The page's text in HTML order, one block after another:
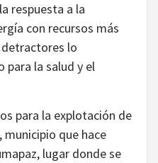
respuesta a la
con recursos más
detractores lo
para la salud y el
para la explotación de
municipio que hace
lugar donde se